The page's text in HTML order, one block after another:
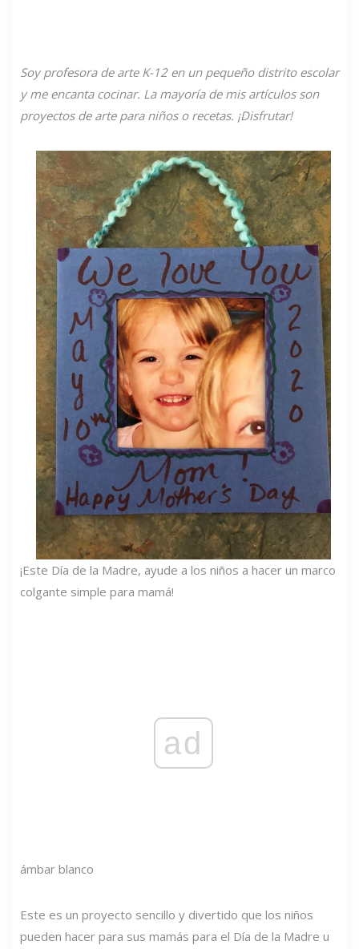
Soy profesora de arte K-12 en un pequeño distrito escolar
y me encanta cocinar. La mayoría de mis artículos son
proyectos de arte para niños o recetas. ¡Disfrutar!
¡Este Día de la Madre, ayude a los niños a hacer un marco
colgante simple para mamá!
ad
ámbar blanco
Este es un proyecto sencillo y divertido que los niños
pueden hacer para sus mamás para el Día de la Madre u